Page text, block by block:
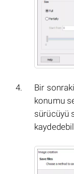
Bir
konumu
sürücüyü